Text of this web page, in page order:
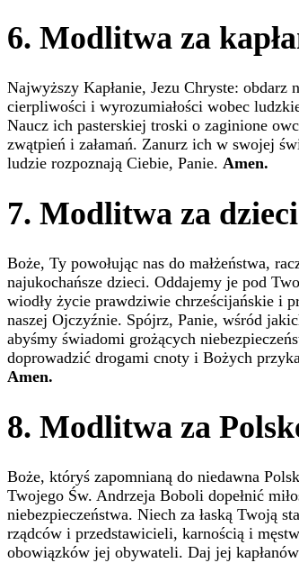
6. Modlitwa za
Najwyższy Kapłanie, Jezu Chryste: obdarz
cierpliwości i wyrozumiałości wobec
Naucz ich pasterskiej troski o zaginione
zwątpień i załamań. Zanurz ich w swojej
ludzie rozpoznają Ciebie, Panie. Amen.
7. Modlitwa za dzieci
Boże, Ty powołując nas do małżeństwa,
najukochańsze dzieci. Oddajemy je pod
wiodły życie prawdziwie chrześcijańskie i
naszej Ojczyźnie. Spójrz, Panie, wśród
abyśmy świadomi grożących
doprowadzić drogami cnoty i Bożych
Amen.
8. Modlitwa za
Boże, któryś zapomnianą do niedawna
Twojego Św. Andrzeja Boboli dopełnić
niebezpieczeństwa. Niech za łaską Twoją
rządców i przedstawicieli, karnością i
obowiązków jej obywateli. Daj jej